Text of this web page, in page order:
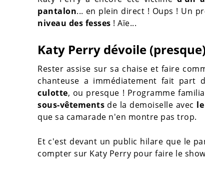
pantalon... en plein direct ! Oups ! Un
niveau des fesses ! Aïe...
Katy Perry dévoile
Rester assise sur sa chaise et faire
chanteuse a immédiatement fait part
culotte, ou presque ! Programme
sous-vêtements de la demoiselle avec
que sa camarade n'en montre pas trop.
Et c'est devant un public hilare que le
compter sur Katy Perry pour faire le